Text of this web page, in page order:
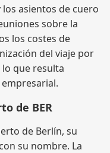
los asientos de cuero
sobre la
los costes de
del viaje por
lo que resulta
de BER
de Berlín, su
su nombre. La